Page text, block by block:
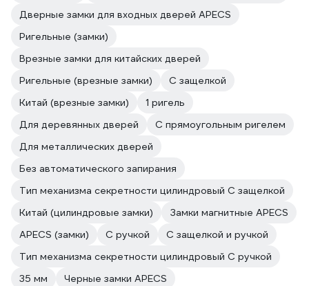
Дверные замки для входных дверей APECS
Ригельные (замки)
Врезные замки для китайских дверей
Ригельные (врезные замки)
С защелкой
Китай (врезные замки)
1 ригель
Для деревянных дверей
С прямоугольным ригелем
Для металлических дверей
Без автоматического запирания
Тип механизма секретности цилиндровый С защелкой
Китай (цилиндровые замки)
Замки магнитные APECS
APECS (замки)
С ручкой
С защелкой и ручкой
Тип механизма секретности цилиндровый С ручкой
35 мм
Черные замки APECS